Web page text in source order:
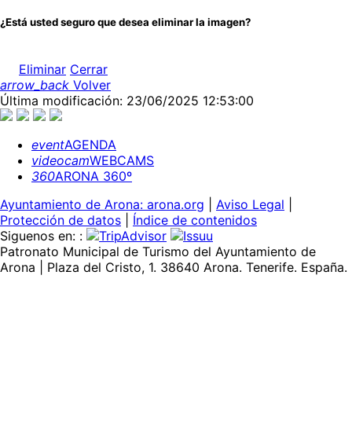
¿Está usted seguro que desea eliminar la imagen?
Eliminar Cerrar
arrow_back Volver
Última modificación: 23/06/2025 12:53:00
eventAGENDA
videocamWEBCAMS
360ARONA 360º
Ayuntamiento de Arona: arona.org
Aviso Legal
Protección de datos
Índice de contenidos
Siguenos en: :
Patronato Municipal de Turismo del Ayuntamiento de
Arona | Plaza del Cristo, 1. 38640 Arona. Tenerife. España.